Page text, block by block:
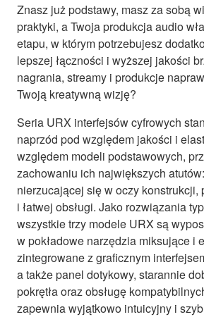
Znasz już podstawy, masz za sobą
praktyki, a Twoja produkcja audio
etapu, w którym potrzebujesz
lepszej łączności i wyższej jakości
nagrania, streamy i produkcje
Twoją kreatywną wizję?
Seria URX interfejsów cyfrowych
naprzód pod względem jakości i
względem modeli podstawowych,
zachowaniu ich największych
nierzucającej się w oczy konstrukcji,
i łatwej obsługi. Jako rozwiązania
wszystkie trzy modele URX są
w pokładowe narzędzia miksujące i
zintegrowane z graficznym
a także panel dotykowy, starannie
pokrętła oraz obsługę
zapewnia wyjątkowo intuicyjny i